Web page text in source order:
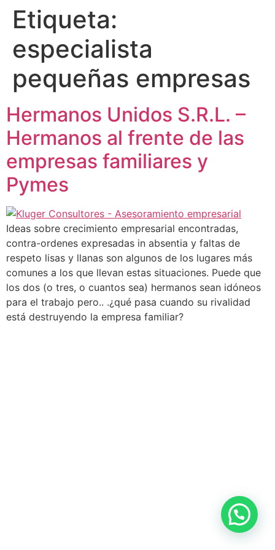
contenido
Etiqueta:
especialista
pequeñas empresas
Hermanos Unidos S.R.L. –
Hermanos al frente de las
empresas familiares y
Pymes
Ideas sobre crecimiento empresarial encontradas,
contra-ordenes expresadas in absentia y faltas de
respeto lisas y llanas son algunos de los lugares más
comunes a los que llevan estas situaciones. Puede que
los dos (o tres, o cuantos sea) hermanos sean idóneos
para el trabajo pero.. .¿qué pasa cuando su rivalidad
está destruyendo la empresa familiar?